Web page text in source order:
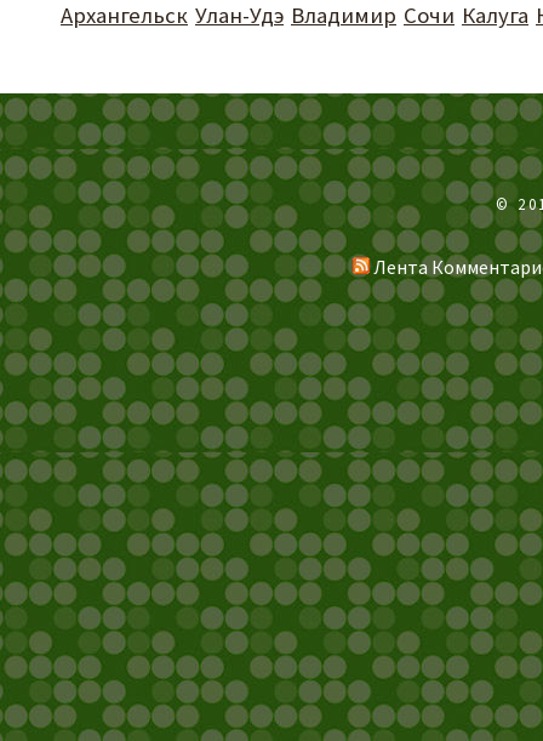
Архангельск Улан-Удэ Владимир Сочи Калуга
©
Лента